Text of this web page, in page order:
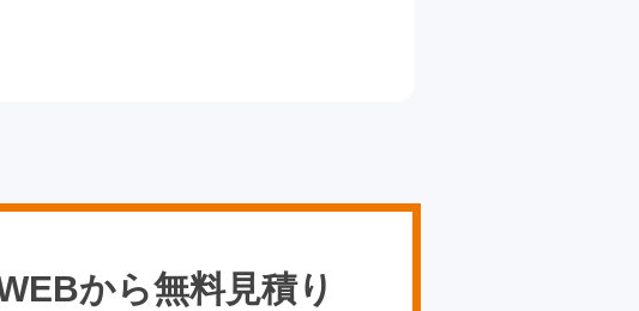
から無料見積り